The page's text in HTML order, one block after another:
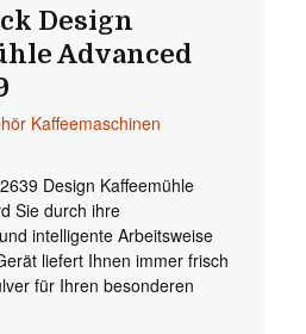
Design
Advanced
Kaffeemaschinen
Design Kaffeemühle
Sie durch ihre
intelligente Arbeitsweise
liefert Ihnen immer frisch
für Ihren besonderen